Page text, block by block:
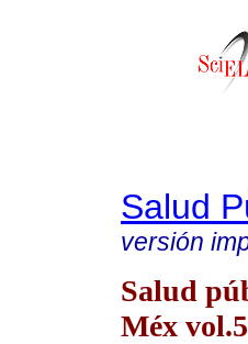
Salud
versión
Salud
Méx